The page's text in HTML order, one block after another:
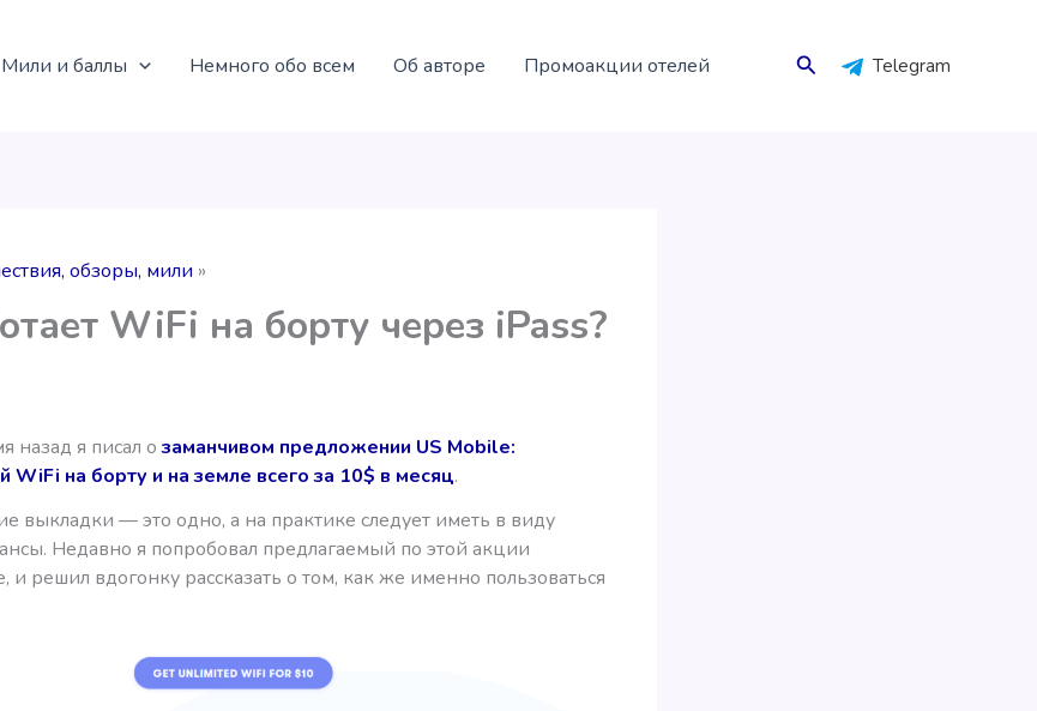
Мили и баллы Немного обо всем Об авторе Промоакции отелей Поиск Telegram
обзоры, мили
WiFi на борту через iPass?
назад я писал озаманчивом предложении US Mobile:
WiFi на борту и на земле всего за 10$ в месяц.
выкладки — это одно, а на практике следует иметь в виду
Недавно я попробовал предлагаемый по этой акции
и решил вдогонку рассказать о том, как же именно пользоваться